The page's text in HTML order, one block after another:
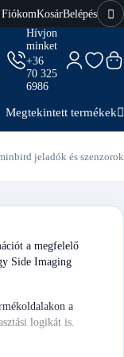
FiókomKosárBelépés
Hívjon
minket
+36
70 325
6986
Megtekintett termékek
jeladók és szenzorok
a megfelelő
Side Imaging
a
logikát is.